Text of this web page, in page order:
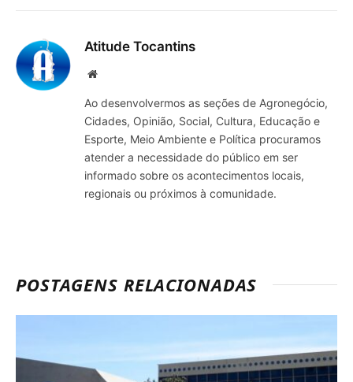
Atitude Tocantins
Site
Ao desenvolvermos as seções de Agronegócio,
Cidades, Opinião, Social, Cultura, Educação e
Esporte, Meio Ambiente e Política procuramos
atender a necessidade do público em ser
informado sobre os acontecimentos locais,
regionais ou próximos à comunidade.
POSTAGENS RELACIONADAS